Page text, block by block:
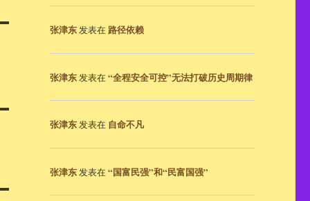
张津东发表在 路径依赖
张津东发表在“全程安全可控”无法打破历史周期律
张津东发表在 自命不凡
张津东发表在“国富民强”和“民富国强”